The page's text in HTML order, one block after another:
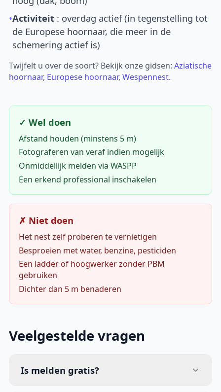
•Activiteit : overdag actief (in tegenstelling tot
de Europese hoornaar, die meer in de
schemering actief is)
Twijfelt u over de soort? Bekijk onze gidsen:Aziatische
hoornaar, Europese hoornaar,Wespennest.
✓ Wel doen
Afstand houden (minstens 5 m)
Fotograferen van veraf indien mogelijk
Onmiddellijk melden via WASPP
Een erkend professional inschakelen
✗ Niet doen
Het nest zelf proberen te vernietigen
Besproeien met water, benzine, pesticiden
Een ladder of hoogwerker zonder PBM
gebruiken
Dichter dan 5 m benaderen
Veelgestelde vragen
Is melden gratis?